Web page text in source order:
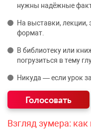
нужны надёжные
На выставки,
формат.
В библиотеку или
погрузиться в тему
Никуда — если урок
Взгляд зумера: